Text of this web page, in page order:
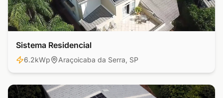
Residencial
Sistema Residencial
6.2kWp Araçoicaba da Serra, SP